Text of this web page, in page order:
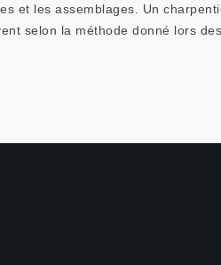
et les assemblages. Un
selon la méthode donné lors